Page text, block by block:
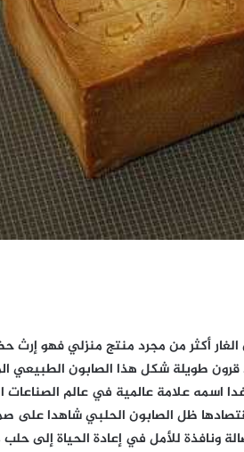
أكثر من مجرد منتج منزلي فهو إرث
طويلة شكل هذا الصابون الطبيعي
غدا اسمه علامة عالمية في عالم
ظل الصابون الحلبي شاهدا على
ونافذة للأمل في إعادة الحياة إلى